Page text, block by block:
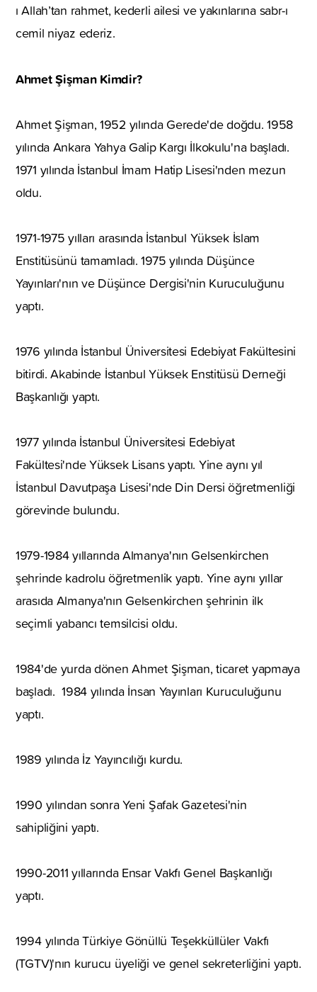
ı Allah’tan rahmet, kederli ailesi ve yakınlarına sabr-ı
cemil niyaz ederiz.
Ahmet Şişman Kimdir?
Ahmet Şişman, 1952 yılında Gerede'de doğdu. 1958
yılında Ankara Yahya Galip Kargı İlkokulu'na başladı.
1971 yılında İstanbul İmam Hatip Lisesi'nden mezun
oldu.
1971-1975 yılları arasında İstanbul Yüksek İslam
Enstitüsünü tamamladı. 1975 yılında Düşünce
Yayınları'nın ve Düşünce Dergisi'nin Kuruculuğunu
yaptı.
1976 yılında İstanbul Üniversitesi Edebiyat Fakültesini
bitirdi. Akabinde İstanbul Yüksek Enstitüsü Derneği
Başkanlığı yaptı.
1977 yılında İstanbul Üniversitesi Edebiyat
Fakültesi'nde Yüksek Lisans yaptı. Yine aynı yıl
İstanbul Davutpaşa Lisesi'nde Din Dersi öğretmenliği
görevinde bulundu.
1979-1984 yıllarında Almanya'nın Gelsenkirchen
şehrinde kadrolu öğretmenlik yaptı. Yine aynı yıllar
arasıda Almanya'nın Gelsenkirchen şehrinin ilk
seçimli yabancı temsilcisi oldu.
1984'de yurda dönen Ahmet Şişman, ticaret yapmaya
başladı. 1984 yılında İnsan Yayınları Kuruculuğunu
yaptı.
1989 yılında İz Yayıncılığı kurdu.
1990 yılından sonra Yeni Şafak Gazetesi'nin
sahipliğini yaptı.
1990-2011 yıllarında Ensar Vakfı Genel Başkanlığı
yaptı.
1994 yılında Türkiye Gönüllü Teşekküllüler Vakfı
(TGTV)'nın kurucu üyeliği ve genel sekreterliğini yaptı.